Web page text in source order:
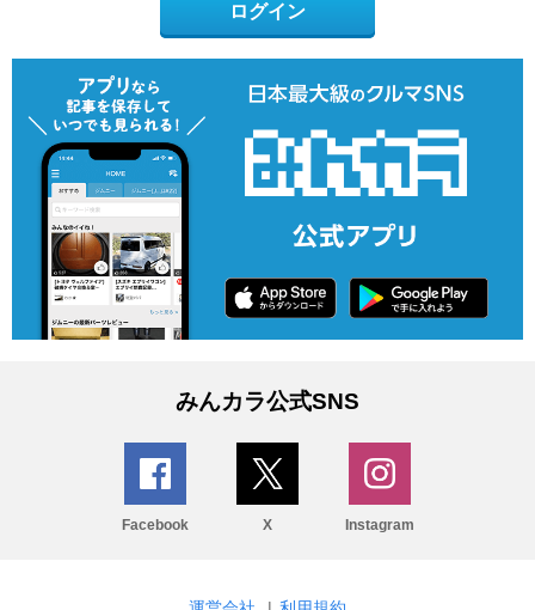
ログイン
みんカラ公式SNS
Facebook X Instagram